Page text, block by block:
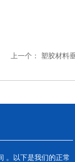
上一个： 塑胶材料
。以下是我们的正常